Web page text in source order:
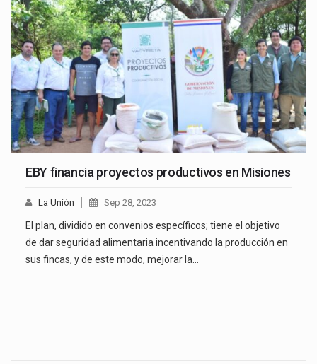
EBY financia proyectos productivos en Misiones
La Unión Sep 28, 2023
El plan, dividido en convenios específicos; tiene el objetivo
de dar seguridad alimentaria incentivando la producción en
sus fincas, y de este modo, mejorar la…